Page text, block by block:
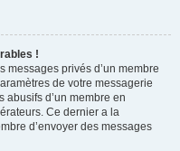
!
messages privés d’un membre
de votre messagerie
abusifs d’un membre en
Ce dernier a la
d’envoyer des messages